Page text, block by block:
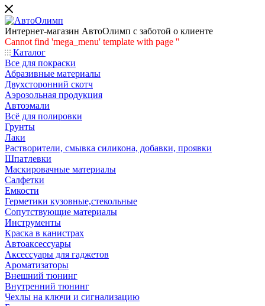
Интернет-магазин АвтоОлимп с заботой о клиенте
Cannot find 'mega_menu' template with page ''
Каталог
Все для покраски
Абразивные материалы
Двухсторонний скотч
Аэрозольная продукция
Автоэмали
Всё для полировки
Грунты
Лаки
Растворители, смывка силикона, добавки, проявки
Шпатлевки
Маскировачные материалы
Салфетки
Емкости
Герметики кузовные,стекольные
Сопутствующие материалы
Инструменты
Краска в канистрах
Автоаксессуары
Аксессуары для гаджетов
Ароматизаторы
Внешний тюнинг
Внутренний тюнинг
Чехлы на ключи и сигнализацию